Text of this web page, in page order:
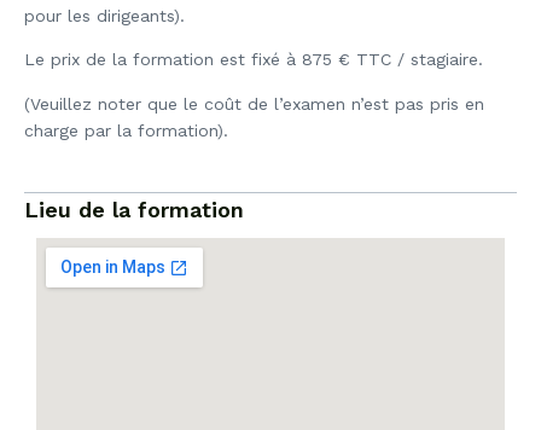
pour les dirigeants).
Le prix de la formation est fixé à 875 € TTC / stagiaire.
(Veuillez noter que le coût de l’examen n’est pas pris en
charge par la formation).
Lieu de la formation